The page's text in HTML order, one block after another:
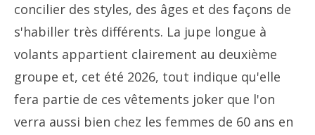
concilier des styles, des âges et des façons de
s'habiller très différents. La jupe longue à
volants appartient clairement au deuxième
groupe et, cet été 2026, tout indique qu'elle
fera partie de ces vêtements joker que l'on
verra aussi bien chez les femmes de 60 ans en